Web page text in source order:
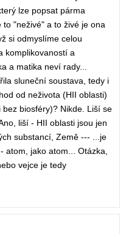
lze popsat párma
"neživé" a to živé je ona
si odmyslíme celou
komplikovaností a
a matika neví rady...
sluneční soustava, tedy i
od neživota (HII oblasti)
biosféry)? Nikde. Liší se
liší - HII oblasti jsou jen
substancí, Země --- ...je
atom, jako atom... Otázka,
vejce je tedy